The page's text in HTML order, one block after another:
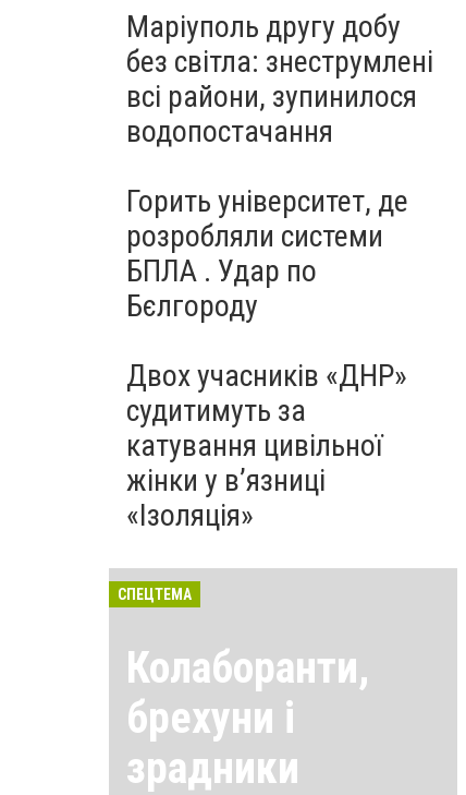
Маріуполь другу добу
без світла: знеструмлені
всі райони, зупинилося
водопостачання
Горить університет, де
розробляли системи
БПЛА . Удар по
Бєлгороду
Двох учасників «ДНР»
судитимуть за
катування цивільної
жінки у в’язниці
«Ізоляція»
СПЕЦТЕМА
Колаборанти,
брехуни і
зрадники